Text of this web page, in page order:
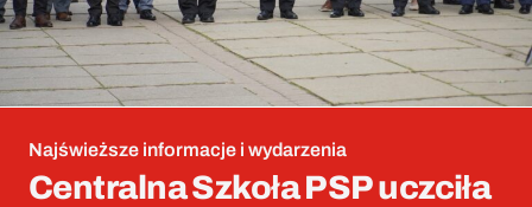
Najświeższe informacje i wydarzenia
Centralna Szkoła PSP uczciła